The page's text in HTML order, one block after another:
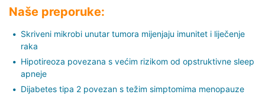
Naše preporuke:
Skriveni mikrobi unutar tumora mijenjaju imunitet i liječenje
raka
Hipotireoza povezana s većim rizikom od opstruktivne sleep
apneje
Dijabetes tipa 2 povezan s težim simptomima menopauze